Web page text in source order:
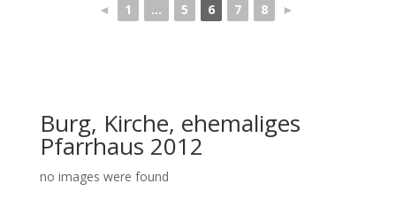
◄ 1 ... 5 6 7 8 ►
Burg, Kirche, ehemaliges
Pfarrhaus 2012
no images were found